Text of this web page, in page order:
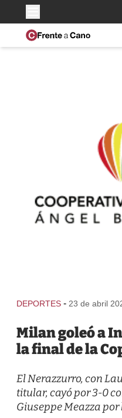
DEPORTES - 23 de abril
Milan goleó a
la final de la
El Nerazzurro, con
titular, cayó por 3-0
Giuseppe Meazza